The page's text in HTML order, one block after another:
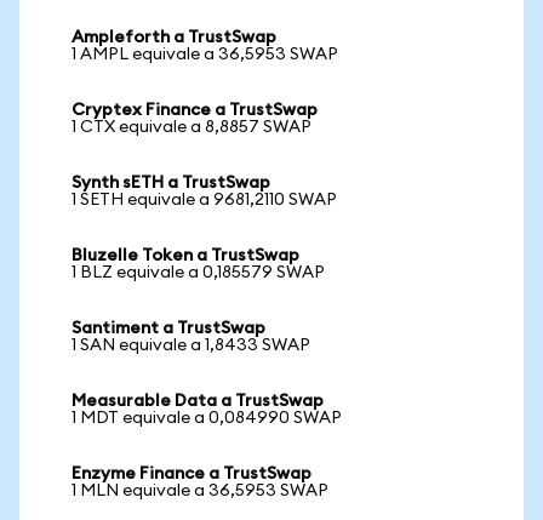
Ampleforth a TrustSwap
1 AMPL equivale a 36,5953 SWAP
Cryptex Finance a TrustSwap
1 CTX equivale a 8,8857 SWAP
Synth sETH a TrustSwap
1 SETH equivale a 9681,2110 SWAP
Bluzelle Token a TrustSwap
1 BLZ equivale a 0,185579 SWAP
Santiment a TrustSwap
1 SAN equivale a 1,8433 SWAP
Measurable Data a TrustSwap
1 MDT equivale a 0,084990 SWAP
Enzyme Finance a TrustSwap
1 MLN equivale a 36,5953 SWAP